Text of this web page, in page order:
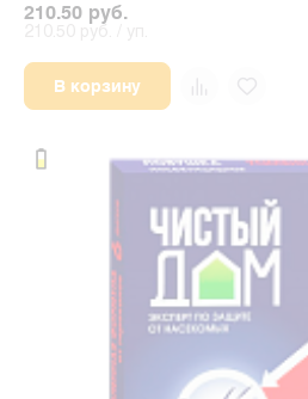
210.50 руб.
В корзину